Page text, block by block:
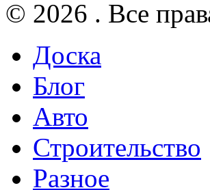
© 2026 . Все
Доска
Блог
Авто
Строительство
Разное